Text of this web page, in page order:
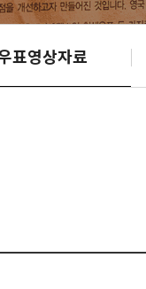
표영상자료